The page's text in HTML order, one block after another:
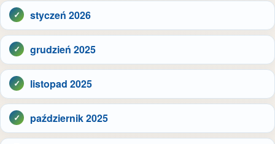
styczeń 2026
grudzień 2025
listopad 2025
październik 2025